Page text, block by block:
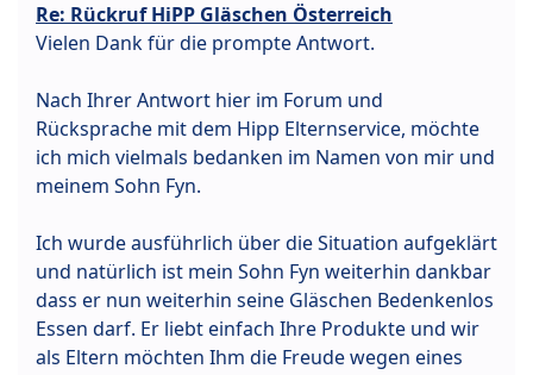
Re: Rückruf HiPP Gläschen Österreich
Vielen Dank für die prompte Antwort.
Nach Ihrer Antwort hier im Forum und
Rücksprache mit dem Hipp Elternservice, möchte
ich mich vielmals bedanken im Namen von mir und
meinem Sohn Fyn.
Ich wurde ausführlich über die Situation aufgeklärt
und natürlich ist mein Sohn Fyn weiterhin dankbar
dass er nun weiterhin seine Gläschen Bedenkenlos
Essen darf. Er liebt einfach Ihre Produkte und wir
als Eltern möchten Ihm die Freude wegen eines